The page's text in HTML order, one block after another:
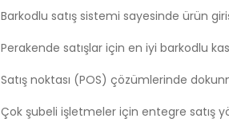
Barkodlu satış sistemi sayesinde ürün
Perakende satışlar için en iyi barkodlu
Satış noktası (POS) çözümlerinde
Çok şubeli işletmeler için entegre satış